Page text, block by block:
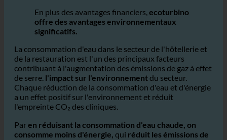
moins sensible
En plus des avantages financiers,
significatifs.
La consommation d'eau dans le secteur de l'hôtellerie et
de la restauration est l'un des principaux facteurs
contribuant à l'augmentation des émissions de gaz à effet
de serre.l'impact sur l'environnementdu secteur.
Chaque réduction de la consommation d'eau et d'énergie
l'empreinte CO₂ des cliniques.